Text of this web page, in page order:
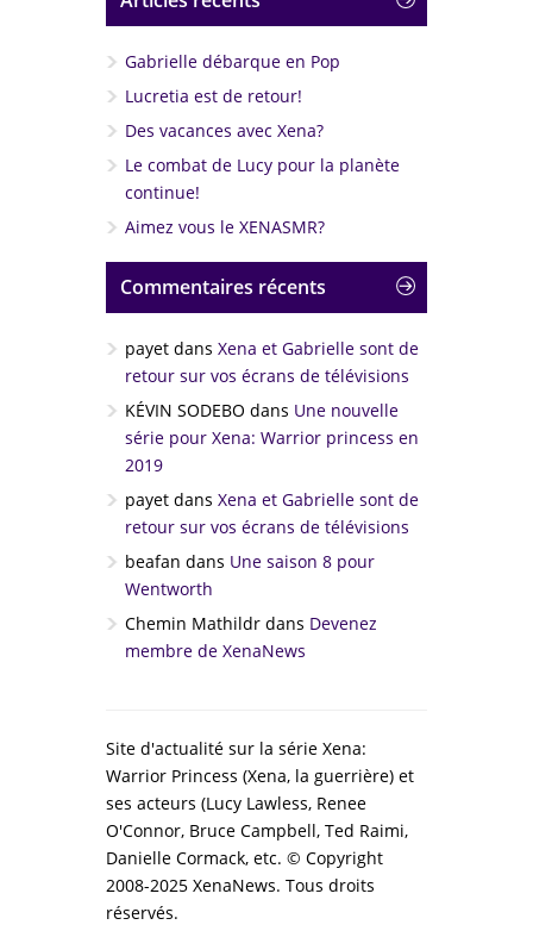
Gabrielle débarque en Pop
Lucretia est de retour!
Des vacances avec Xena?
Le combat de Lucy pour la planète
continue!
Aimez vous le XENASMR?
Commentaires récents
payet dans Xena et Gabrielle sont de
retour sur vos écrans de télévisions
KÉVIN SODEBO dans Une nouvelle
série pour Xena: Warrior princess en
2019
payet dans Xena et Gabrielle sont de
retour sur vos écrans de télévisions
beafan dans Une saison 8 pour
Wentworth
Chemin Mathildr dans Devenez
membre de XenaNews
Site d'actualité sur la série Xena:
Warrior Princess (Xena, la guerrière) et
ses acteurs (Lucy Lawless, Renee
O'Connor, Bruce Campbell, Ted Raimi,
Danielle Cormack, etc. © Copyright
2008-2025 XenaNews. Tous droits
réservés.